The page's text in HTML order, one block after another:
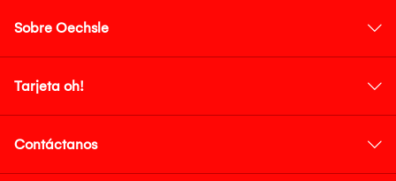
Sobre Oechsle
Tarjeta oh!
Contáctanos